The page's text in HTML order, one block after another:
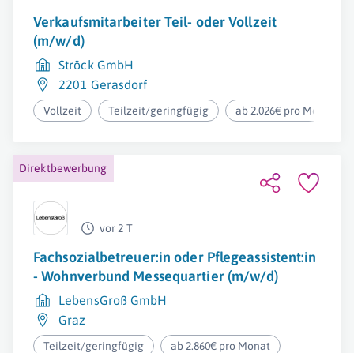
Verkaufsmitarbeiter Teil- oder Vollzeit
(m/w/d)
Ströck GmbH
2201 Gerasdorf
Vollzeit Teilzeit/geringfügig ab 2.026€ pro Monat
Direktbewerbung
vor 2 T
Fachsozialbetreuer:in oder Pflegeassistent:in
- Wohnverbund Messequartier (m/w/d)
LebensGroß GmbH
Graz
Teilzeit/geringfügig ab 2.860€ pro Monat